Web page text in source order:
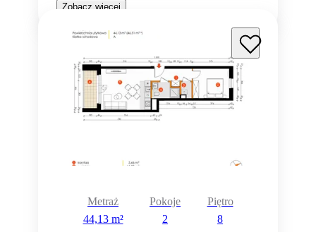
Zobacz więcej
Metraż
44,13 m²
Pokoje
2
Piętro
8